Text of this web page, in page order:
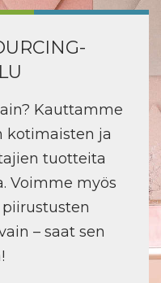
Kauttamme
kotimaisten ja
tuotteita
Voimme myös
– saat sen